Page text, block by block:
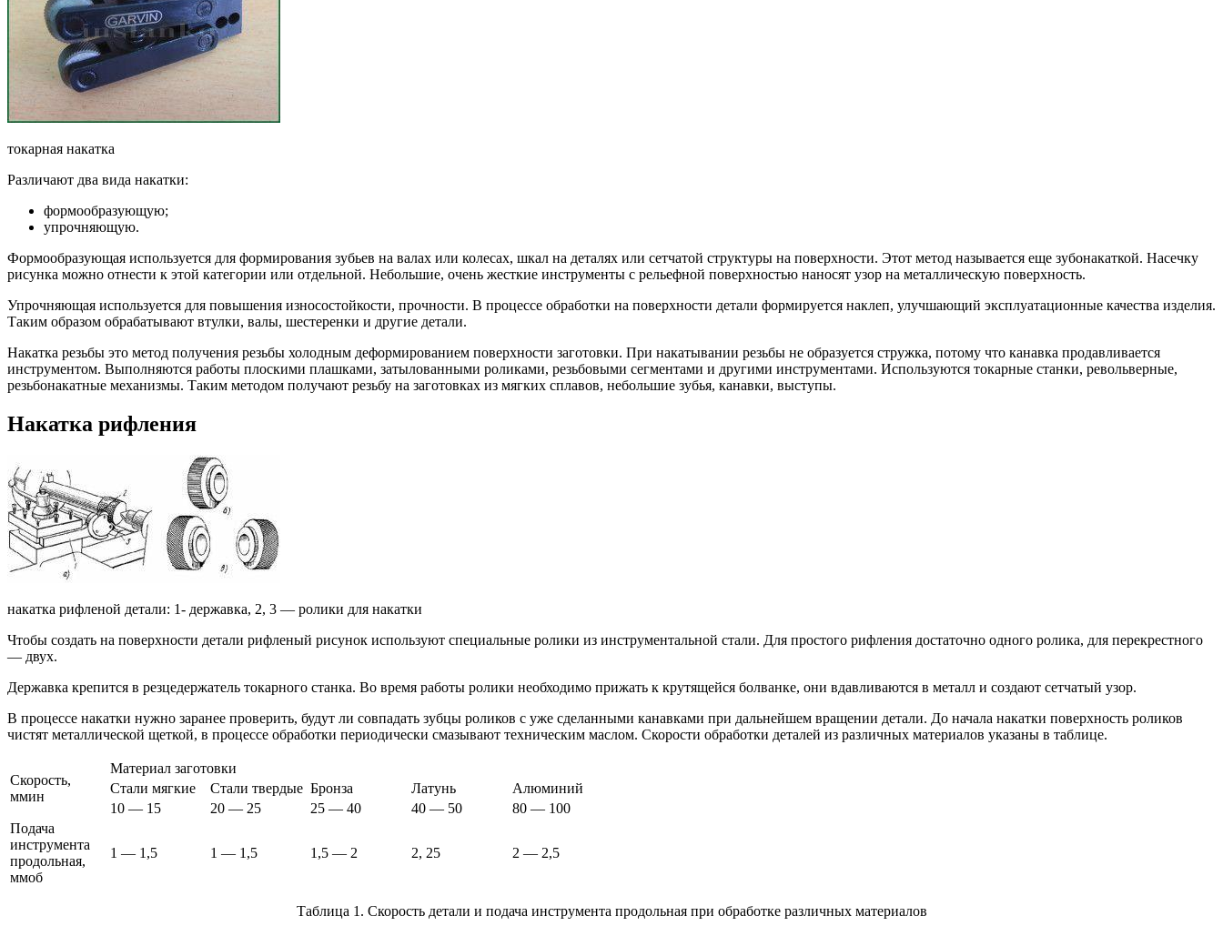
токарная накатка
Различают два вида накатки:
формообразующую;
упрочняющую.
Формообразующая используется для формирования зубьев на валах или колесах, шкал на деталях или сетчатой структуры на поверхности. Этот метод называется еще зубонакаткой. Насечку
рисунка можно отнести к этой категории или отдельной. Небольшие, очень жесткие инструменты с рельефной поверхностью наносят узор на металлическую поверхность.
Упрочняющая используется для повышения износостойкости, прочности. В процессе обработки на поверхности детали формируется наклеп, улучшающий эксплуатационные качества изделия.
Таким образом обрабатывают втулки, валы, шестеренки и другие детали.
Накатка резьбы это метод получения резьбы холодным деформированием поверхности заготовки. При накатывании резьбы не образуется стружка, потому что канавка продавливается
инструментом. Выполняются работы плоскими плашками, затылованными роликами, резьбовыми сегментами и другими инструментами. Используются токарные станки, револьверные,
резьбонакатные механизмы. Таким методом получают резьбу на заготовках из мягких сплавов, небольшие зубья, канавки, выступы.
Накатка рифления
накатка рифленой детали: 1- державка, 2, 3 — ролики для накатки
Чтобы создать на поверхности детали рифленый рисунок используют специальные ролики из инструментальной стали. Для простого рифления достаточно одного ролика, для перекрестного
— двух.
Державка крепится в резцедержатель токарного станка. Во время работы ролики необходимо прижать к крутящейся болванке, они вдавливаются в металл и создают сетчатый узор.
В процессе накатки нужно заранее проверить, будут ли совпадать зубцы роликов с уже сделанными канавками при дальнейшем вращении детали. До начала накатки поверхность роликов
чистят металлической щеткой, в процессе обработки периодически смазывают техническим маслом. Скорости обработки деталей из различных материалов указаны в таблице.
Скорость,
ммин
Материал заготовки
Стали мягкие
Стали твердые Бронза Латунь
Алюминий
10 — 15
20 — 25 25 — 40 40 — 50
80 — 100
Подача
инструмента
продольная,
ммоб
1 — 1,5 1 — 1,5 1,5 — 2 2, 25 2 — 2,5
Таблица 1. Скорость детали и подача инструмента продольная при обработке различных материалов